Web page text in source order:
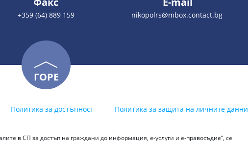
+359 (64) 889 159 nikopolrs@mbox.contact.bg
ГОРЕ
Политика за достъпност Политика за защита на личните данни
в СП за достъп на граждани до информация, е-услуги и е-правосъдие“, се